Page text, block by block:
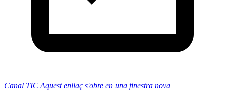
Canal TIC Aquest enllaç s'obre en una finestra nova